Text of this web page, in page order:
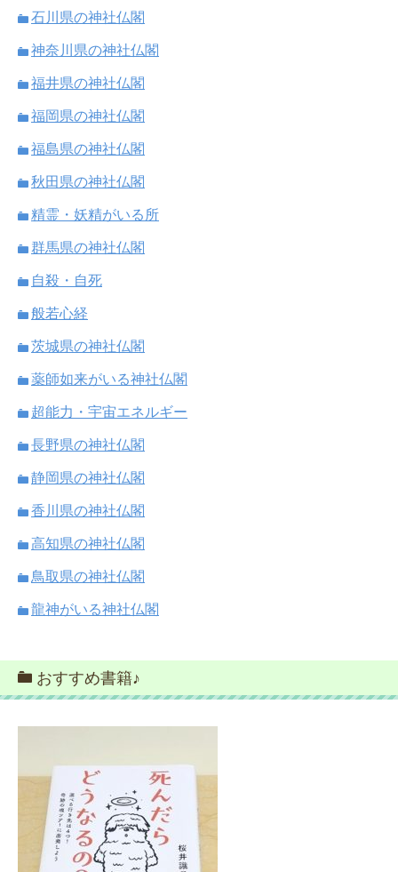
石川県の神社仏閣
神奈川県の神社仏閣
福井県の神社仏閣
福岡県の神社仏閣
福島県の神社仏閣
秋田県の神社仏閣
精霊・妖精がいる所
群馬県の神社仏閣
自殺・自死
般若心経
茨城県の神社仏閣
薬師如来がいる神社仏閣
超能力・宇宙エネルギー
長野県の神社仏閣
静岡県の神社仏閣
香川県の神社仏閣
高知県の神社仏閣
鳥取県の神社仏閣
龍神がいる神社仏閣
おすすめ書籍♪